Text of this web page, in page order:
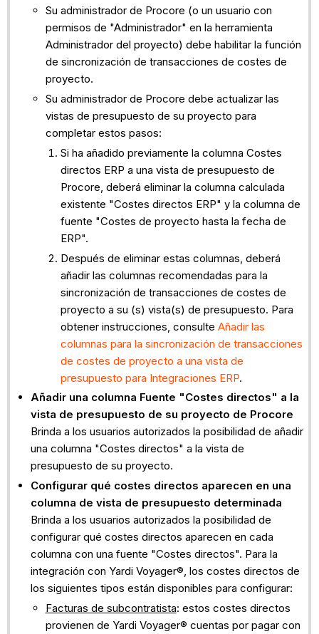
Su administrador de Procore (o un usuario con
permisos de "Administrador" en la herramienta
Administrador del proyecto) debe habilitar la función
de sincronización de transacciones de costes de
proyecto.
Su administrador de Procore debe actualizar las
vistas de presupuesto de su proyecto para
completar estos pasos:
Si ha añadido previamente la columna Costes
directos ERP a una vista de presupuesto de
Procore, deberá eliminar la columna calculada
existente "Costes directos ERP" y la columna de
fuente "Costes de proyecto hasta la fecha de
ERP".
Después de eliminar estas columnas, deberá
añadir las columnas recomendadas para la
sincronización de transacciones de costes de
proyecto a su (s) vista(s) de presupuesto. Para
obtener instrucciones, consulte Añadir las
columnas para la sincronización de transacciones
de costes de proyecto a una vista de
presupuesto para Integraciones ERP.
Añadir una columna Fuente "Costes directos" a la
vista de presupuesto de su proyecto de Procore
Brinda a los usuarios autorizados la posibilidad de añadir
una columna "Costes directos" a la vista de
presupuesto de su proyecto.
Configurar qué costes directos aparecen en una
columna de vista de presupuesto determinada
Brinda a los usuarios autorizados la posibilidad de
configurar qué costes directos aparecen en cada
columna con una fuente "Costes directos". Para la
integración con Yardi Voyager®, los costes directos de
los siguientes tipos están disponibles para configurar:
Facturas de subcontratista: estos costes directos
provienen de Yardi Voyager® cuentas por pagar con